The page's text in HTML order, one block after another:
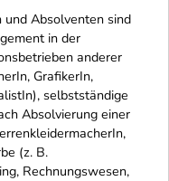
Absolventen sind
in der
anderer
GrafikerIn,
selbstständige
Absolvierung einer
(z. B.
Rechnungswesen,